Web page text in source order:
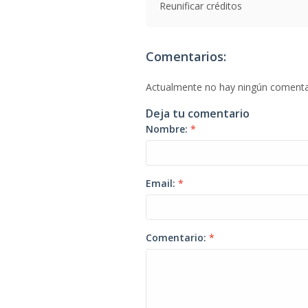
Reunificar créditos
Comentarios:
Actualmente no hay ningún
Deja tu comentario
Nombre: *
Email: *
Comentario: *